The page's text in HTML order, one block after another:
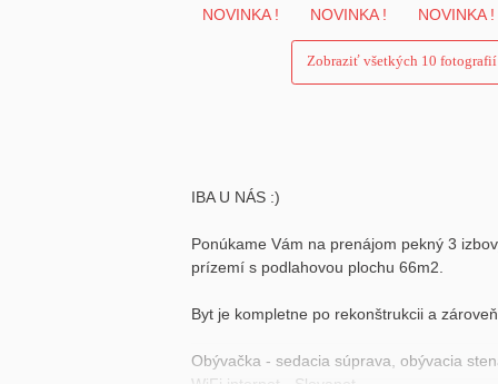
Zobraziť všetkých 10 fotografií
IBA U NÁS :)
Ponúkame Vám na prenájom pekný 3
prízemí s podlahovou plochu 66m2.
Byt je kompletne po rekonštrukcii a
Obývačka - sedacia súprava, obývacia